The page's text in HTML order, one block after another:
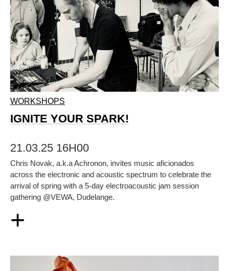
WORKSHOPS
IGNITE YOUR SPARK!
21.03.25 16H00
Chris Novak, a.k.a Achronon, invites music aficionados
across the electronic and acoustic spectrum to celebrate the
arrival of spring with a 5-day electroacoustic jam session
gathering @VEWA, Dudelange.
+